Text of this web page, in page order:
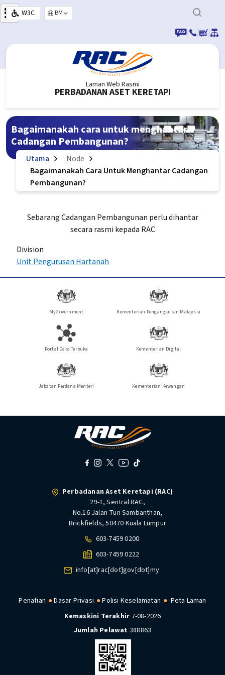
Langkau ke kandungan utama
W3C
Select your language
|
| |
Laman Web Rasmi
PERBADANAN ASET KERETAPI
Bagaimanakah cara untuk menghantar
Cadangan Pembangunan?
Utama
Node
Bagaimanakah Cara Untuk Menghantar Cadangan
Pembangunan?
Sebarang Cadangan Pembangunan perlu dihantar
secara rasmi kepada RAC
Division
Unit Pengurusan Hartanah
MyGovernment Kementerian Pengangkutan Malaysia
Portal Data Terbuka Kementerian Digital
Jabatan Perdana Menteri Kementerian Kewangan
Perbadanan Aset Keretapi (RAC)
29-1, Sentral RAC,
No.16 Jalan Tun Sambanthan,
Brickfields, 50470 Kuala Lumpur
603-7459 0200
603-7459 0222
info[at]rac[dot]gov[dot]my
Penafian Dasar Privasi Polisi Keselamatan
Peta Laman
Kemaskini Terakhir 7-08-2026
Jumlah Pelawat 388863